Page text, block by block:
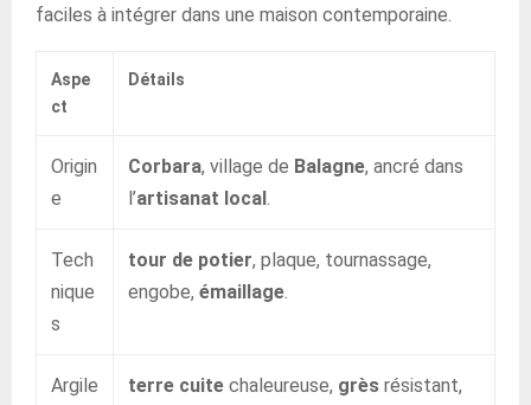
faciles à intégrer dans une maison contemporaine.
Aspe
ct
Détails
Origin
e
Corbara, village de Balagne, ancré dans
l’artisanat local.
Tech
nique
s
tour de potier, plaque, tournassage,
engobe, émaillage.
Argile
terre cuite chaleureuse, grès résistant,